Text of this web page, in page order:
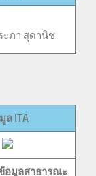
รปร
ล ITA
อมูลสาธารณะ